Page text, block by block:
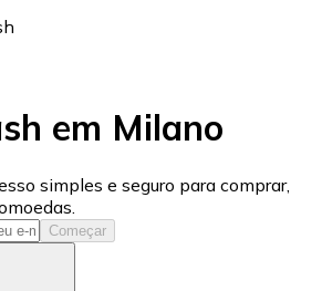
em Milano
simples e seguro para comprar,
Começar